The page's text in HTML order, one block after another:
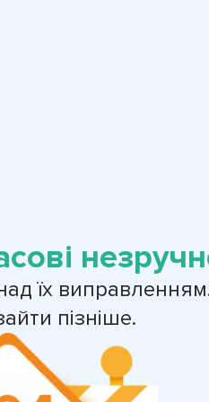
їх
пізніше.